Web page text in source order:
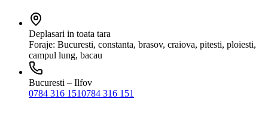
Deplasari in toata tara
Foraje: Bucuresti, constanta, brasov, craiova, pitesti, ploiesti,
campul lung, bacau
Bucuresti – Ilfov
0784 316 1510784 316 151